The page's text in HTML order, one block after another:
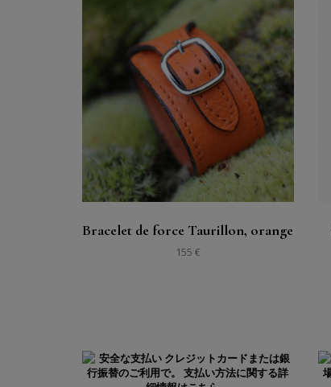
見る 購入する
Bracelet de force Taurillon, orange
155 €